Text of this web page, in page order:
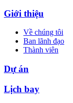
Giới thiệu
Về chúng tôi
Ban lãnh đạo
Thành viên
Dự án
Lịch bay